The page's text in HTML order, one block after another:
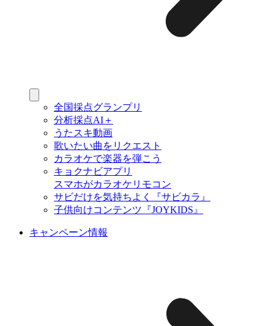
全国採点グランプリ
分析採点AI＋
うたスキ動画
歌いたい曲をリクエスト
カラオケで楽器を弾こう
キョクナビアプリ
スマホがカラオケリモコン
サビだけを気持ちよく『サビカラ』
子供向けコンテンツ『JOYKIDS』
キャンペーン情報